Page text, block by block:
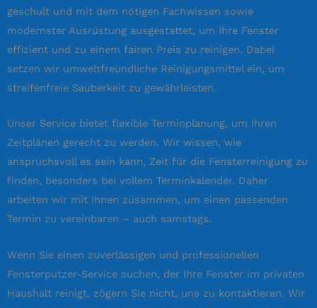
geschult und mit dem nötigen Fachwissen sowie
modernster Ausrüstung ausgestattet, um Ihre Fenster
effizient und zu einem fairen Preis zu reinigen. Dabei
setzen wir umweltfreundliche Reinigungsmittel ein, um
streifenfreie Sauberkeit zu gewährleisten.
Unser Service bietet flexible Terminplanung, um Ihren
Zeitplänen gerecht zu werden. Wir wissen, wie
anspruchsvoll es sein kann, Zeit für die Fensterreinigung zu
finden, besonders bei vollem Terminkalender. Daher
arbeiten wir mit Ihnen zusammen, um einen passenden
Termin zu vereinbaren – auch samstags.
Wenn Sie einen zuverlässigen und professionellen
Fensterputzer-Service suchen, der Ihre Fenster im privaten
Haushalt reinigt, zögern Sie nicht, uns zu kontaktieren. Wir